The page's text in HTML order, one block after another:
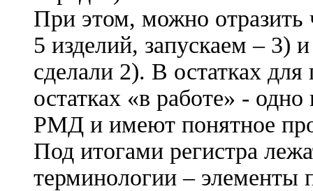
При этом, можно отразить
5 изделий, запускаем – 3)
сделали 2). В остатках
остатках «в работе» -
РМД и имеют понятное
Под итогами регистра
терминологии – элементы